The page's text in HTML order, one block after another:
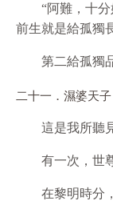
“阿難，十分
前生就是給孤獨
第二給孤獨
二十一．濕婆天子
這是我所聽見
有一次，世尊
在黎明時分，